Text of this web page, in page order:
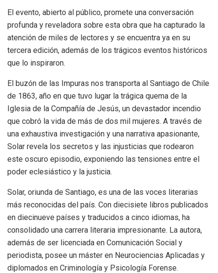
El evento, abierto al público, promete una conversación
profunda y reveladora sobre esta obra que ha capturado la
atención de miles de lectores y se encuentra ya en su
tercera edición, además de los trágicos eventos históricos
que lo inspiraron.
El buzón de las Impuras nos transporta al Santiago de Chile
de 1863, año en que tuvo lugar la trágica quema de la
Iglesia de la Compañía de Jesús, un devastador incendio
que cobró la vida de más de dos mil mujeres. A través de
una exhaustiva investigación y una narrativa apasionante,
Solar revela los secretos y las injusticias que rodearon
este oscuro episodio, exponiendo las tensiones entre el
poder eclesiástico y la justicia.
Solar, oriunda de Santiago, es una de las voces literarias
más reconocidas del país. Con diecisiete libros publicados
en diecinueve países y traducidos a cinco idiomas, ha
consolidado una carrera literaria impresionante. La autora,
además de ser licenciada en Comunicación Social y
periodista, posee un máster en Neurociencias Aplicadas y
diplomados en Criminología y Psicología Forense.